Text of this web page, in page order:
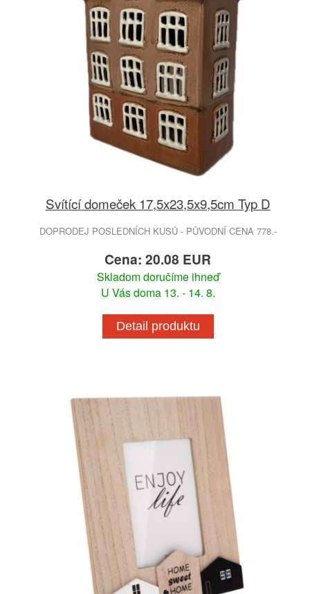
Svítící domeček 17,5x23,5x9,5cm Typ D
DOPRODEJ POSLEDNÍCH KUSŮ - PŮVODNÍ CENA 778.-
Cena: 20.08 EUR
Skladom doručíme ihneď
U Vás doma 13. - 14. 8.
Detail produktu